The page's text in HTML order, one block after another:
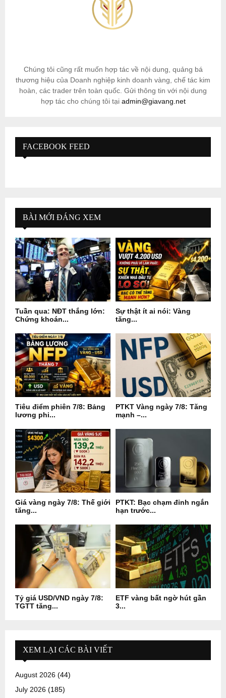
Chúng tôi cũng rất muốn hợp tác về nội dung, quảng bá
thương hiệu của Doanh nghiệp kinh doanh vàng, chế tác kim
hoàn, các trader trên toàn quốc. Gửi thông tin với nội dung
hợp tác cho chúng tôi tại admin@giavang.net
FACEBOOK FEED
BÀI MỚI ĐÁNG XEM
Tuần qua: NĐT thắng lớn:
Chứng khoán...
Sự thật ít ai nói: Vàng
tăng...
Tiêu điểm phiên 7/8: Bảng
lương phi...
PTKT Vàng ngày 7/8: Tăng
mạnh –...
Giá vàng ngày 7/8: Thế giới
tăng...
PTKT: Bạc chạm đỉnh ngắn
hạn trước...
Tỷ giá USD/VND ngày 7/8:
TGTT tăng...
ETF vàng bất ngờ hút gần
3...
XEM LẠI CÁC BÀI VIẾT
August 2026 (44)
July 2026 (185)